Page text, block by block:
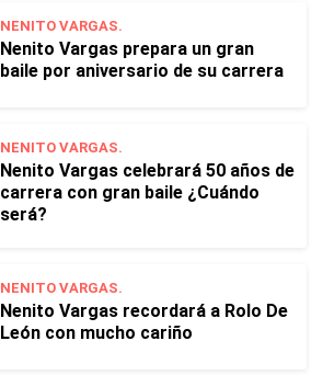
NENITO VARGAS.
Nenito Vargas prepara un gran
baile por aniversario de su carrera
NENITO VARGAS.
Nenito Vargas celebrará 50 años de
carrera con gran baile ¿Cuándo
será?
NENITO VARGAS.
Nenito Vargas recordará a Rolo De
León con mucho cariño